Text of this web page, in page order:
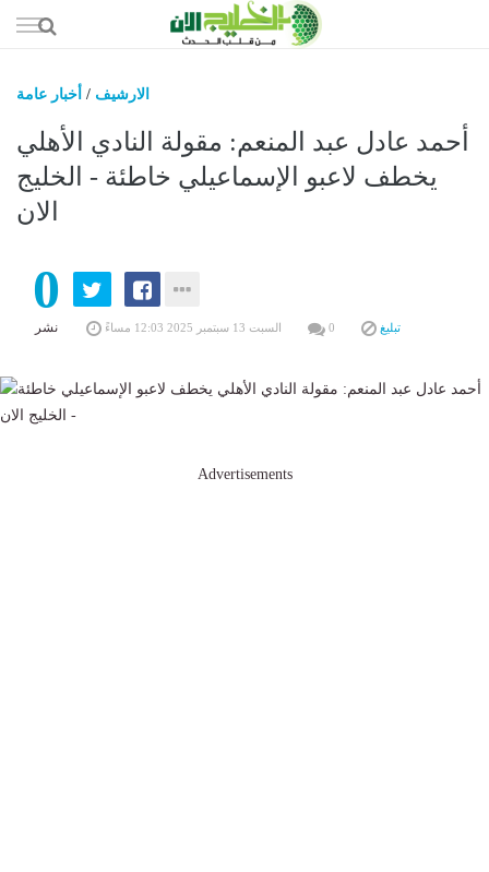
الى
الارشيف / أخبار عامة
أحمد عادل عبد المنعم: مقولة النادي الأهلي
يخطف لاعبو الإسماعيلي خاطئة - الخليج
الان
0
نشر السبت 13 سبتمبر 2025 12:03 مساءً 0 تبليغ
Advertisements
أخبار
الخليج
عرب